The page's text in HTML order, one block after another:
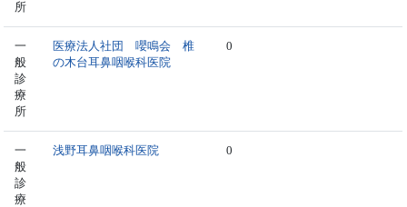
所
一
般
診
療
所
医療法人社団 嚶鳴会 椎
の木台耳鼻咽喉科医院
0
一
般
診
療
浅野耳鼻咽喉科医院 0